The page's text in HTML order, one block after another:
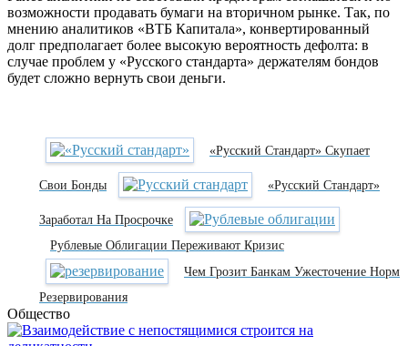
возможности продавать бумаги на вторичном рынке. Так, по
мнению аналитиков «ВТБ Капитала», конвертированный
долг предполагает более высокую вероятность дефолта: в
случае проблем у «Русского стандарта» держателям бондов
будет сложно вернуть свои деньги.
«Русский Стандарт» Скупает
Свои Бонды «Русский Стандарт»
Заработал На Просрочке
Рублевые Облигации Переживают Кризис
Чем Грозит Банкам Ужесточение Норм
Резервирования
Общество